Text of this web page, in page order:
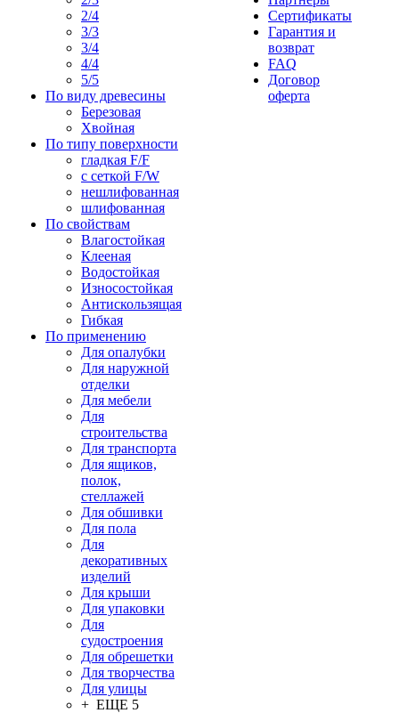
2/4
3/3
3/4
4/4
5/5
По виду древесины
Березовая
Хвойная
По типу поверхности
гладкая F/F
с сеткой F/W
нешлифованная
шлифованная
По свойствам
Влагостойкая
Клееная
Водостойкая
Износостойкая
Антискользящая
Гибкая
По применению
Для опалубки
Для наружной
отделки
Для мебели
Для
строительства
Для транспорта
Для ящиков,
полок,
стеллажей
Для обшивки
Для пола
Для
декоративных
изделий
Для крыши
Для упаковки
Для
судостроения
Для обрешетки
Для творчества
Для улицы
+ ЕЩЕ 5
Сертификаты
Гарантия и
возврат
FAQ
Договор
оферта